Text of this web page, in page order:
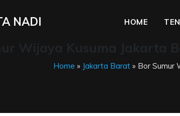
NADI HOME
Home » Jakarta Barat » Bor Sumur